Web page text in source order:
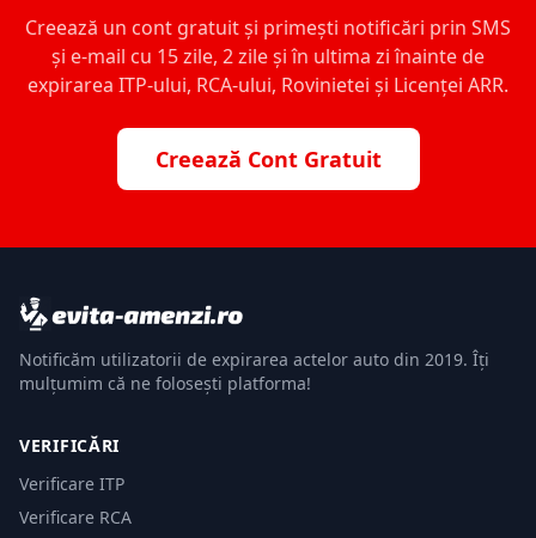
Creează un cont gratuit și primești notificări prin SMS
și e-mail cu 15 zile, 2 zile și în ultima zi înainte de
expirarea ITP-ului, RCA-ului, Rovinietei și Licenței ARR.
Creează Cont Gratuit
Notificăm utilizatorii de expirarea actelor auto din 2019. Îți
mulțumim că ne folosești platforma!
VERIFICĂRI
Verificare ITP
Verificare RCA